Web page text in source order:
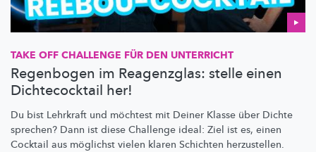
TAKE OFF CHALLENGE FÜR DEN UNTERRICHT
Regenbogen im Reagenzglas: stelle einen
Dichtecocktail her!
Du bist Lehrkraft und möchtest mit Deiner Klasse über Dichte
sprechen? Dann ist diese Challenge ideal: Ziel ist es, einen
Cocktail aus möglichst vielen klaren Schichten herzustellen.